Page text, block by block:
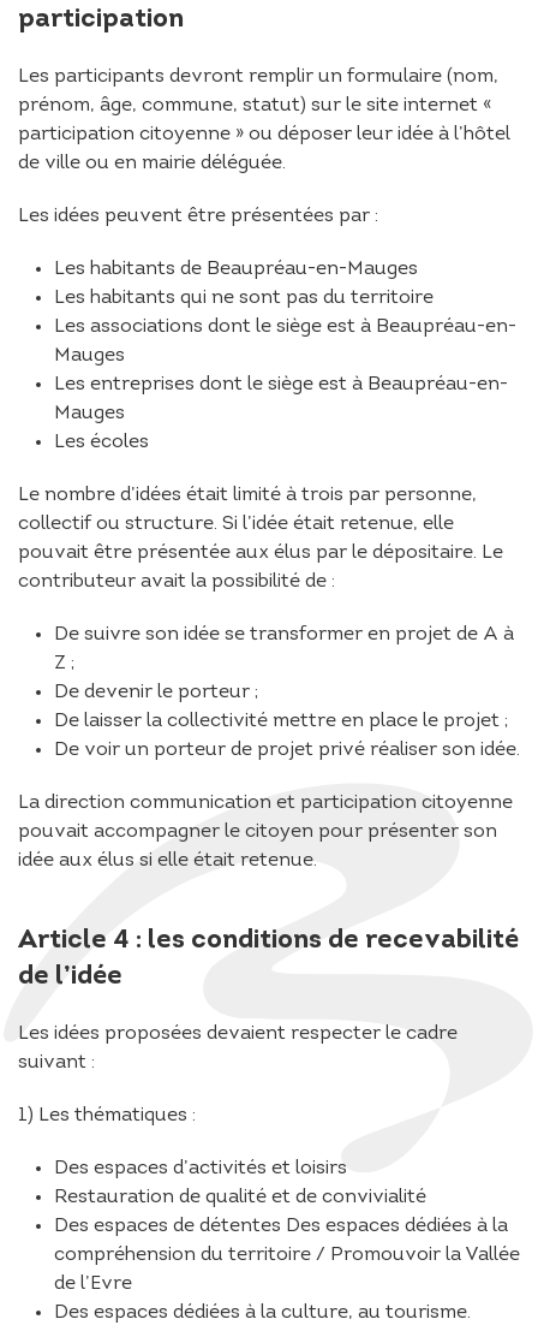
participation
Les participants devront remplir un formulaire (nom,
prénom, âge, commune, statut) sur le site internet «
participation citoyenne » ou déposer leur idée à l’hôtel
de ville ou en mairie déléguée.
Les idées peuvent être présentées par :
Les habitants de Beaupréau-en-Mauges
Les habitants qui ne sont pas du territoire
Les associations dont le siège est à Beaupréau-en-
Mauges
Les entreprises dont le siège est à Beaupréau-en-
Mauges
Les écoles
Le nombre d’idées était limité à trois par personne,
collectif ou structure. Si l’idée était retenue, elle
pouvait être présentée aux élus par le dépositaire. Le
contributeur avait la possibilité de :
De suivre son idée se transformer en projet de A à
Z ;
De devenir le porteur ;
De laisser la collectivité mettre en place le projet ;
De voir un porteur de projet privé réaliser son idée.
La direction communication et participation citoyenne
pouvait accompagner le citoyen pour présenter son
idée aux élus si elle était retenue.
Article 4 : les conditions de recevabilité
de l’idée
Les idées proposées devaient respecter le cadre
suivant :
1) Les thématiques :
Des espaces d’activités et loisirs
Restauration de qualité et de convivialité
Des espaces de détentes Des espaces dédiées à la
compréhension du territoire / Promouvoir la Vallée
de l’Evre
Des espaces dédiées à la culture, au tourisme.